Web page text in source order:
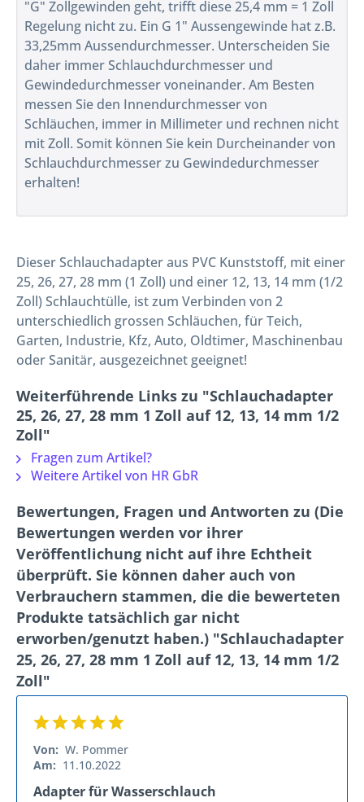
"G" Zollgewinden geht, trifft diese 25,4 mm = 1 Zoll
Regelung nicht zu. Ein G 1" Aussengewinde hat z.B.
33,25mm Aussendurchmesser. Unterscheiden Sie
daher immer Schlauchdurchmesser und
Gewindedurchmesser voneinander. Am Besten
messen Sie den Innendurchmesser von
Schläuchen, immer in Millimeter und rechnen nicht
mit Zoll. Somit können Sie kein Durcheinander von
Schlauchdurchmesser zu Gewindedurchmesser
erhalten!
Dieser Schlauchadapter aus PVC Kunststoff, mit einer
25, 26, 27, 28 mm (1 Zoll) und einer 12, 13, 14 mm (1/2
Zoll) Schlauchtülle, ist zum Verbinden von 2
unterschiedlich grossen Schläuchen, für Teich,
Garten, Industrie, Kfz, Auto, Oldtimer, Maschinenbau
oder Sanitär, ausgezeichnet geeignet!
Weiterführende Links zu "Schlauchadapter
25, 26, 27, 28 mm 1 Zoll auf 12, 13, 14 mm 1/2
Zoll"
Fragen zum Artikel?
Weitere Artikel von HR GbR
Bewertungen, Fragen und Antworten zu (Die
Bewertungen werden vor ihrer
Veröffentlichung nicht auf ihre Echtheit
überprüft. Sie können daher auch von
Verbrauchern stammen, die die bewerteten
Produkte tatsächlich gar nicht
erworben/genutzt haben.) "Schlauchadapter
25, 26, 27, 28 mm 1 Zoll auf 12, 13, 14 mm 1/2
Zoll"
Von: W. Pommer
Am: 11.10.2022
Adapter für Wasserschlauch